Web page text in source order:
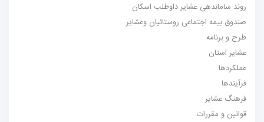
روند ساماندهی عشایر داوطلب اسکان
صندوق بیمه اجتماعی روستائیان وعشایر
طرح و برنامه
عشایر استان
عملکردها
فرآیندها
فرهنگ عشایر
قوانین و مقررات